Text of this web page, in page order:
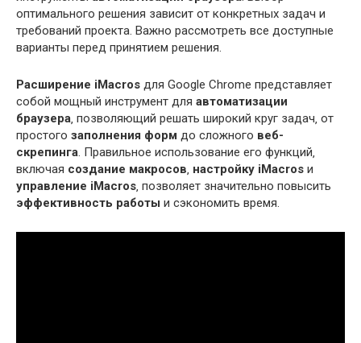
оптимального решения зависит от конкретных задач и
требований проекта. Важно рассмотреть все доступные
варианты перед принятием решения.
Расширение iMacros для Google Chrome представляет
собой мощный инструмент для автоматизации
браузера‚ позволяющий решать широкий круг задач‚ от
простого заполнения форм до сложного веб-
скрепинга. Правильное использование его функций‚
включая создание макросов‚ настройку iMacros и
управление iMacros‚ позволяет значительно повысить
эффективность работы и сэкономить время.